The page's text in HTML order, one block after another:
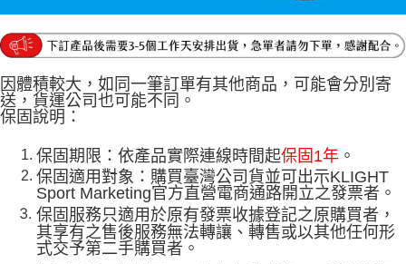
因體積較大，如同一筆訂單有其他商品，可能會分別寄
送，貨運公司也可能不同。
保固說明：
保固期限：依產品實際連線時間起保固1年 。
保固適用對象：購買臺灣公司貨並可出示KLIGHT
Sport Marketing官方直營電商通路開立之發票者。
保固服務只適用於原有發票收據登記之原購買者，
其享有之售後服務無法轉讓、轉售或以其他任何形
式交予第二手購買者。